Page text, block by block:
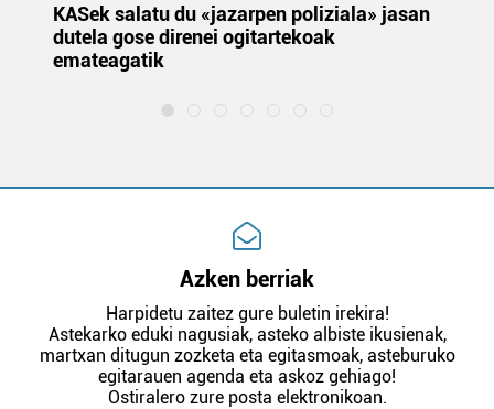
KASek salatu du «jazarpen poliziala» jasan
dutela gose direnei ogitartekoak
emateagatik
Azken berriak
Harpidetu zaitez gure buletin irekira!
Astekarko eduki nagusiak, asteko albiste ikusienak,
martxan ditugun zozketa eta egitasmoak, asteburuko
egitarauen agenda eta askoz gehiago!
Ostiralero zure posta elektronikoan.